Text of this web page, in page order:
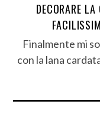
DECORARE
Finalmente mi
con la lana